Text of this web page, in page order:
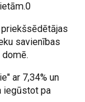
savienības
ar 7,34% un
iegūstot pa